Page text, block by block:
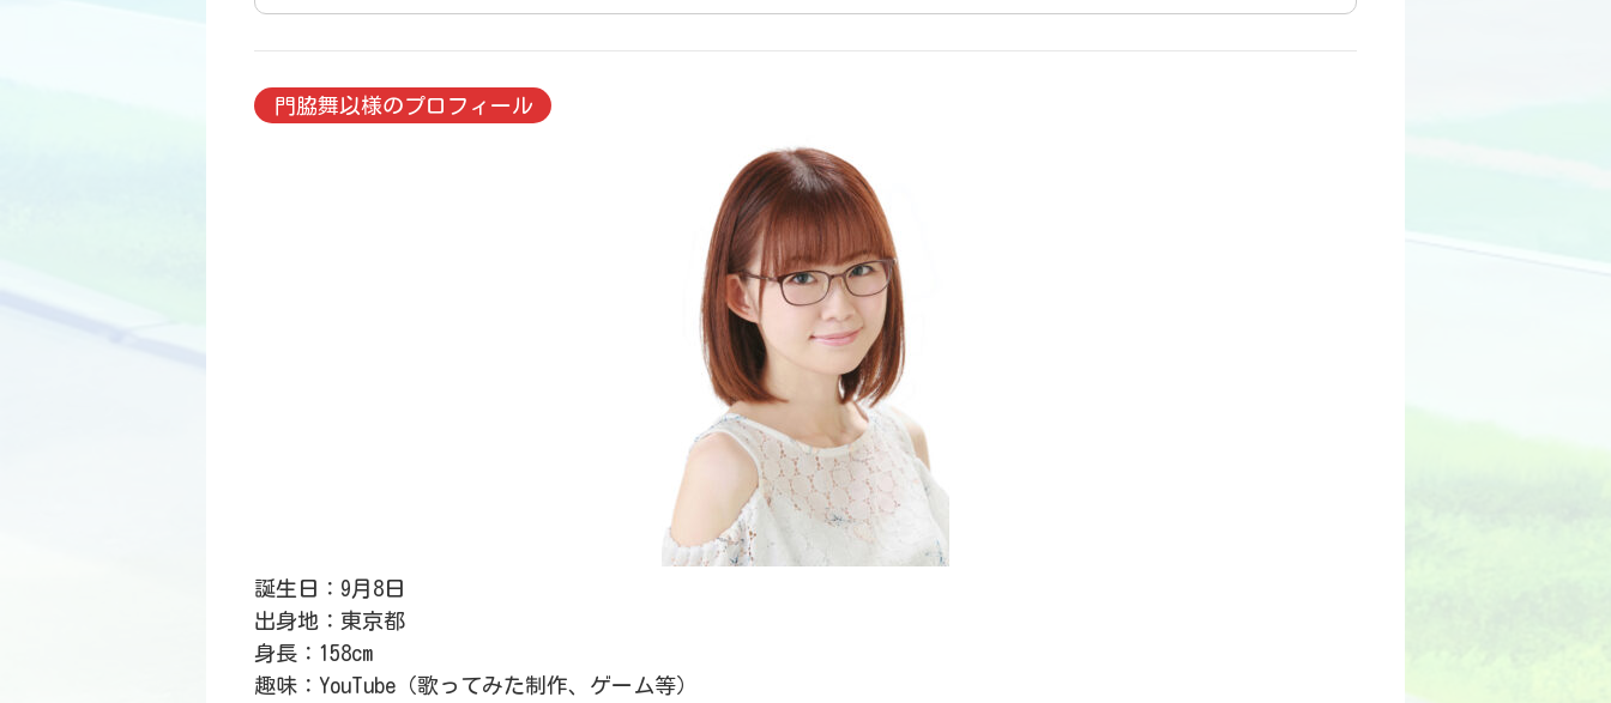
門脇舞以様のプロフィール
誕生日：9月8日
出身地：東京都
身長：158cm
趣味：YouTube（歌ってみた制作、ゲーム等）